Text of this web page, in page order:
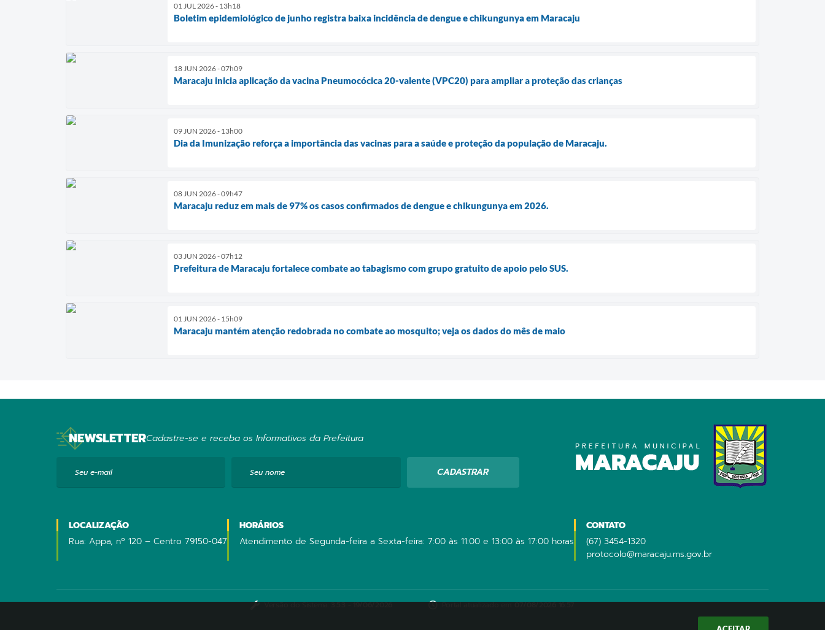
01 JUL 2026 - 13h18
Boletim epidemiológico de junho registra baixa incidência de dengue e chikungunya em Maracaju
18 JUN 2026 - 07h09
Maracaju inicia aplicação da vacina Pneumocócica 20-valente (VPC20) para ampliar a proteção das crianças
09 JUN 2026 - 13h00
Dia da Imunização reforça a importância das vacinas para a saúde e proteção da população de Maracaju.
08 JUN 2026 - 09h47
Maracaju reduz em mais de 97% os casos confirmados de dengue e chikungunya em 2026.
03 JUN 2026 - 07h12
Prefeitura de Maracaju fortalece combate ao tabagismo com grupo gratuito de apoio pelo SUS.
01 JUN 2026 - 15h09
Maracaju mantém atenção redobrada no combate ao mosquito; veja os dados do mês de maio
NEWSLETTERCadastre-se e receba os Informativos da Prefeitura
Seu e-mail Seu nome CADASTRAR
LOCALIZAÇÃO
Rua: Appa, nº 120 – Centro 79150-047
HORÁRIOS
Atendimento de Segunda-feira a Sexta-feira: 7:00 às 11:00 e 13:00 às 17:00 horas
CONTATO
(67) 3454-1320
protocolo@maracaju.ms.gov.br
Versão do Sistema:3.5.3 - 19/06/2026 Portal atualizado em:07/08/2026 16:57